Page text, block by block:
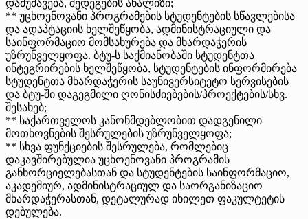
დამუშავება, შედეგების ანალიზი;
** უცხოენოვანი პროგრამების სტუდენტების სწავლებისა
და ადაპტაციის ხელშეწყობა, ადმინისტრაციული და
საინფორმაციო მომსახურება და მხარდაჭერის
უზრუნველყოფა. ბტუ-ს საქმიანობაში სტუდენტთა
ინტეგრირების ხელშეწყობა, სტუდენტების ინფორმირება
სტუდენტთა მხარდაჭერის საუნივერსიტეტო სერვისების
და ბტუ-ში დაგეგმილი ღონისძიებების/პროექტების/სხვ.
შესახებ;
** საქართველოს კანონმდებლობით დადგენილი
მოთხოვნების შესრულების უზრუნველყოფა;
** სხვა ფუნქციების შესრულება, რომლებიც
დაკავშირებულია უცხოენოვანი პროგრამის
განხორციელებასთან და სტუდენტების საინფორმაციო,
აკადემიურ, ადმინისტრაციულ და საორგანიზაციო
მხარდაჭერასთან, დეტალურად იხილეთ ფაკულტეტის
დებულება.